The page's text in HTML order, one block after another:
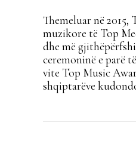
Themeluar në
muzikore të Top
dhe më
ceremoninë e parë
vite Top Music
shqiptarëve